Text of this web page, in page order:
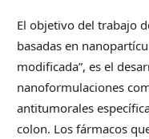
El objetivo del trabajo
basadas en
modificada”, es el
nanoformulaciones
antitumorales
colon. Los fármacos